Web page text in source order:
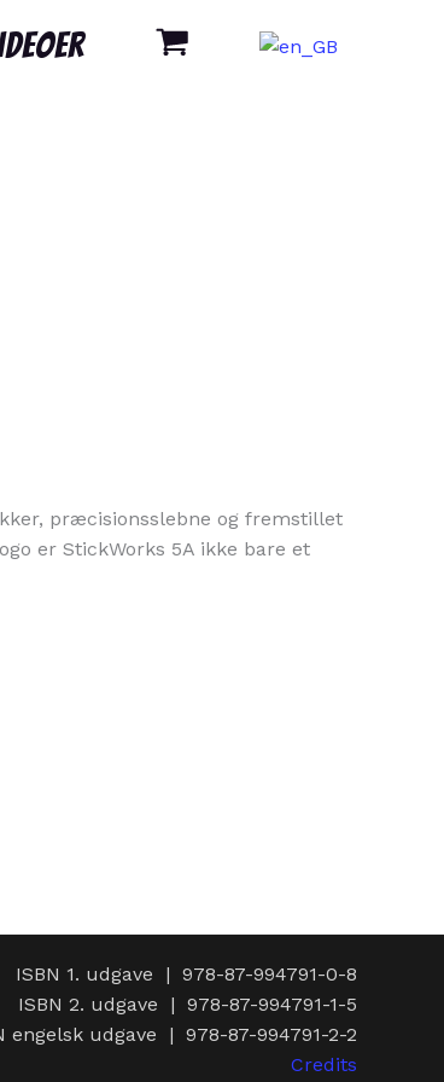
præcisionsslebne og fremstillet
er StickWorks 5A ikke bare et
ISBN 1. udgave | 978-87-994791-0-8
ISBN 2. udgave | 978-87-994791-1-5
engelsk udgave | 978-87-994791-2-2
Credits